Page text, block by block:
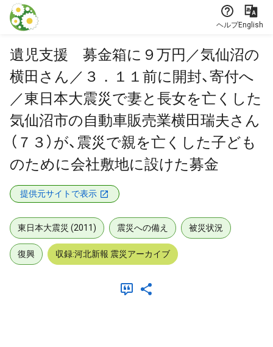
本文に飛ぶ
ヘルプEnglish
遺児支援 募金箱に９万円／気仙沼の
横田さん／３．１１前に開封、寄付へ
／東日本大震災で妻と長女を亡くした
気仙沼市の自動車販売業横田瑞夫さん
（７３）が、震災で親を亡くした子ども
のために会社敷地に設けた募金
提供元サイトで表示
東日本大震災 (2011) 震災への備え 被災状況
復興 収録:河北新報 震災アーカイブ